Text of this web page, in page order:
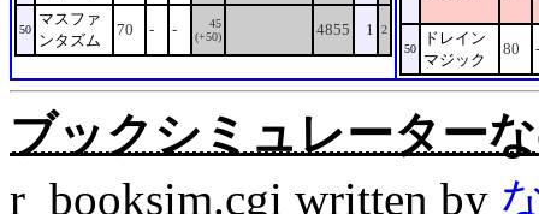
50
マスファ
ンタズム
70 - -
45
(+50)
4855 1 2
50
ドレイン
マジック
80 -
ブックシミュレーター
r_booksim.cgi written by